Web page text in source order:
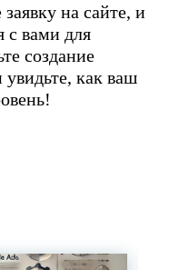
на сайте, и
с вами для
создание
как ваш